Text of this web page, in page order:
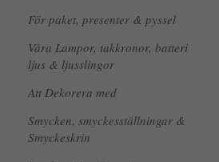
För paket, presenter & pyssel
Våra Lampor, takkronor, batteri
ljus & ljusslingor
Att Dekorera med
Smycken, smyckesställningar &
Smyckeskrin